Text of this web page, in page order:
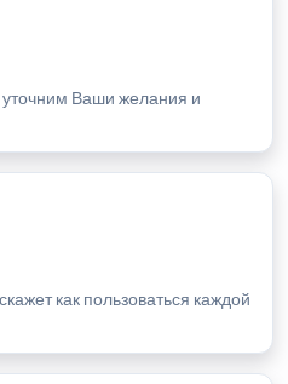
Ваши желания и
как пользоваться каждой